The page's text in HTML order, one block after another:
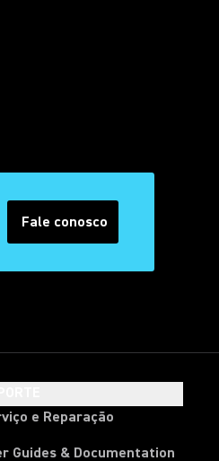
Fale conosco
e Reparação
Guides & Documentation